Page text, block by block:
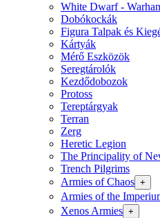
White Dwarf -
Dobókockák
Figura Talpak és
Kártyák
Mérő Eszközök
Seregtárolók
Kezdődobozok
Protoss
Tereptárgyak
Terran
Zerg
Heretic Legion
The Principality of
Trench Pilgrims
Armies of Chaos +
Armies of the
Xenos Armies +